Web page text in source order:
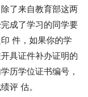
了来自教育部这两
成了学习的同学要
件，如果你的学
具证件补办证明的
历学位证书编号，
评 估。